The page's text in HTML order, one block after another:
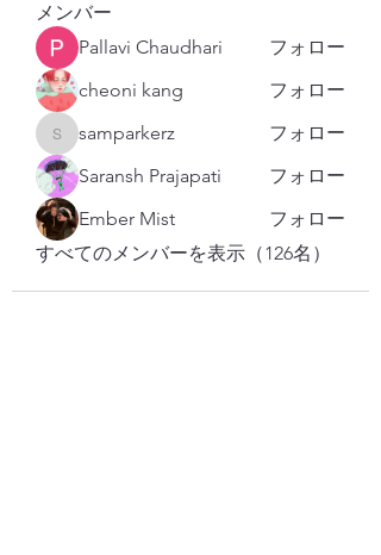
メンバー
Pallavi Chaudhari
フォロー
cheoni kang
フォロー
samparkerz
samparkerz
フォロー
Saransh Prajapati
フォロー
Ember Mist
フォロー
すべてのメンバーを表示（126名）